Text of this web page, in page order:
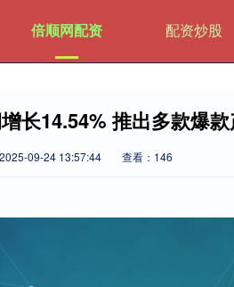
倍顺网配资 配资炒股
长14.54% 推出多款爆
09-24 13:57:44 查看：146